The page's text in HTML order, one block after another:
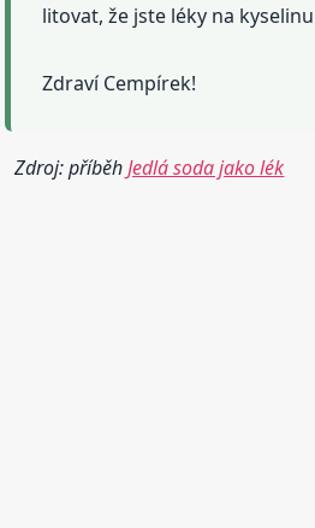
litovat, že jste léky na
Zdraví Cempírek!
Zdroj: příběhJedlá soda jako lék